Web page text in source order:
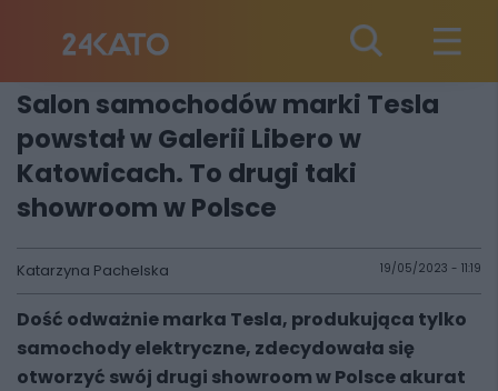
Salon samochodów marki Tesla
powstał w Galerii Libero w
Katowicach. To drugi taki
showroom w Polsce
Katarzyna Pachelska 19/05/2023 - 11:19
Dość odważnie marka Tesla, produkująca tylko
samochody elektryczne, zdecydowała się
otworzyć swój drugi showroom w Polsce akurat